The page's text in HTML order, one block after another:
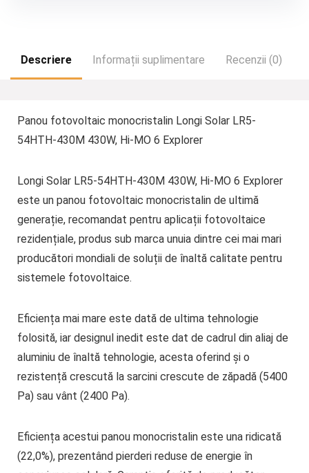
Descriere Informații suplimentare Recenzii (0)
Panou fotovoltaic monocristalin Longi Solar LR5-
54HTH-430M 430W, Hi-MO 6 Explorer
Longi Solar LR5-54HTH-430M 430W, Hi-MO 6 Explorer
este un panou fotovoltaic monocristalin de ultimă
generație, recomandat pentru aplicații fotovoltaice
rezidențiale, produs sub marca unuia dintre cei mai mari
producători mondiali de soluții de înaltă calitate pentru
sistemele fotovoltaice.
Eficiența mai mare este dată de ultima tehnologie
folosită, iar designul inedit este dat de cadrul din aliaj de
aluminiu de înaltă tehnologie, acesta oferind și o
rezistență crescută la sarcini crescute de zăpadă (5400
Pa) sau vânt (2400 Pa).
Eficiența acestui panou monocristalin este una ridicată
(22,0%), prezentând pierderi reduse de energie în